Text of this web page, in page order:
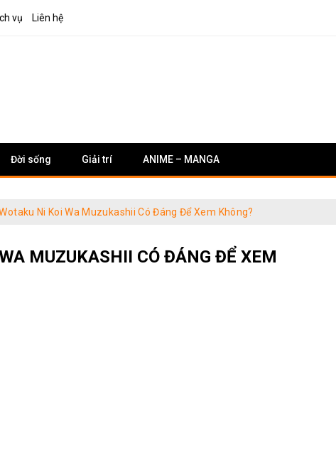
vụ Liên hệ
Đời sống Giải trí ANIME – MANGA
Ni Koi Wa Muzukashii Có Đáng Để Xem Không?
MUZUKASHII CÓ ĐÁNG ĐỂ XEM